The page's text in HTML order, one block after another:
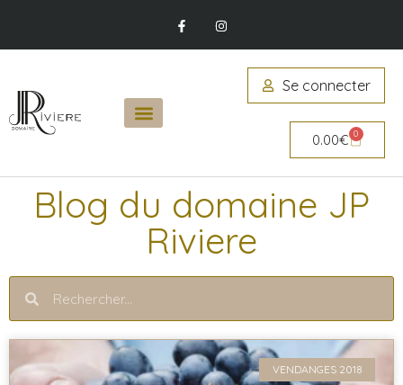
Se connecter
0.00€ 0
Blog du domaine JP
Riviere
VENDANGES 2018